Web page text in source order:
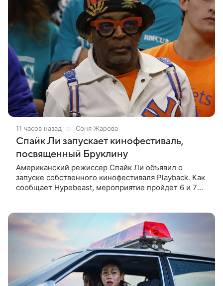
11 часов назад Соня Жарова
Спайк Ли запускает кинофестиваль,
посвященный Бруклину
Американский режиссер Спайк Ли объявил о
запуске собственного кинофестиваля Playback. Как
сообщает Hypebeast, мероприятие пройдет 6 и 7